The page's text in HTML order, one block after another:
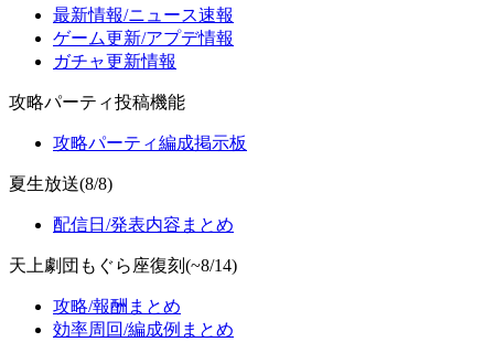
最新情報/ニュース速報
ゲーム更新/アプデ情報
ガチャ更新情報
攻略パーティ投稿機能
攻略パーティ編成掲示板
夏生放送(8/8)
配信日/発表内容まとめ
天上劇団もぐら座復刻(~8/14)
攻略/報酬まとめ
効率周回/編成例まとめ